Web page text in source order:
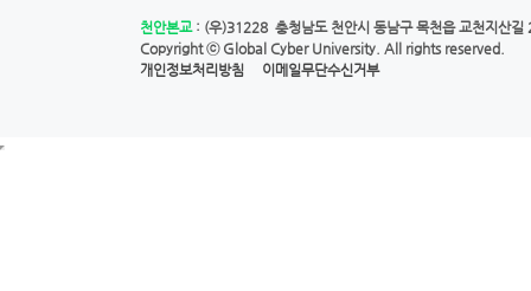
천안본교: (우)31228 충청남도 천안시 동남구 목천읍 교천지산
Copyright ⓒ Global Cyber University. All rights reserved.
개인정보처리방침
이메일무단수신거부